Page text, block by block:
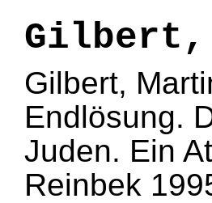
Gilbert,
Endlösung.
Juden. Ein
Reinbek